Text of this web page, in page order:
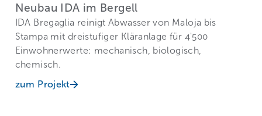
Neubau IDA im Bergell
IDA Bregaglia reinigt Abwasser von Maloja bis
Stampa mit dreistufiger Kläranlage für 4'500
Einwohnerwerte: mechanisch, biologisch,
chemisch.
zum Projekt